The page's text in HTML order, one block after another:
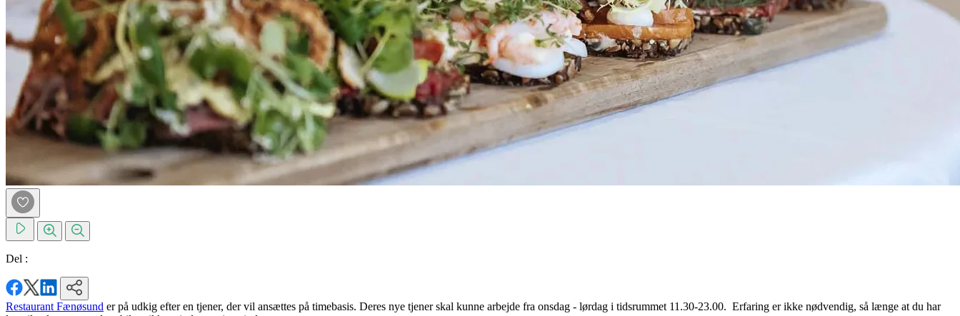
Del :
Restaurant Fænøsund er på udkig efter en tjener, der vil ansættes på timebasis. Deres nye tjener skal kunne arbejde fra onsdag - lørdag i tidsrummet 11.30-23.00. Erfaring er ikke nødvendig, så længe at du har